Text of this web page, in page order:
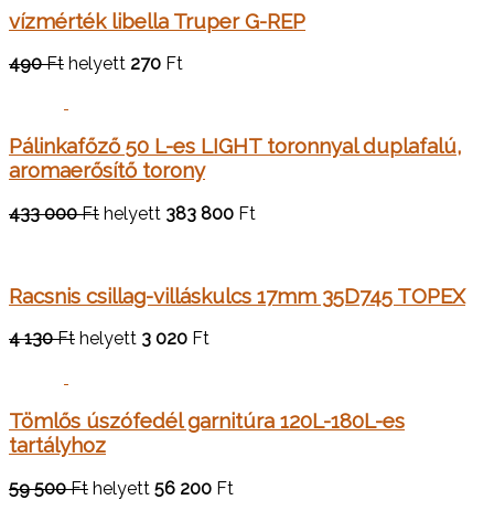
vízmérték libella Truper G-REP
490 Ft helyett 270 Ft
Pálinkafőző 50 L-es LIGHT toronnyal duplafalú,
aromaerősítő torony
433 000 Ft helyett 383 800 Ft
Racsnis csillag-villáskulcs 17mm 35D745 TOPEX
4 130 Ft helyett 3 020 Ft
Tömlős úszófedél garnitúra 120L-180L-es
tartályhoz
59 500 Ft helyett 56 200 Ft